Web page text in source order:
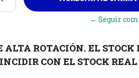
← Seguir
ALTA ROTACIÓN. EL
CON EL STOCK